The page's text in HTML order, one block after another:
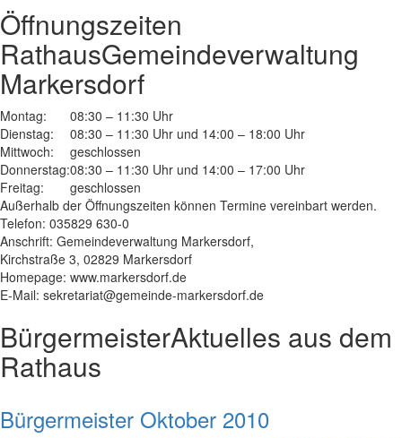
Öffnungszeiten
RathausGemeindeverwaltung
Markersdorf
Montag:
08:30 – 11:30 Uhr
Dienstag:
08:30 – 11:30 Uhr und 14:00 – 18:00 Uhr
Mittwoch:
geschlossen
Donnerstag:08:30 – 11:30 Uhr und 14:00 – 17:00 Uhr
Freitag:
geschlossen
Außerhalb der Öffnungszeiten können Termine vereinbart werden.
Telefon: 035829 630-0
Anschrift: Gemeindeverwaltung Markersdorf,
Kirchstraße 3, 02829 Markersdorf
Homepage: www.markersdorf.de
E-Mail: sekretariat@gemeinde-markersdorf.de
BürgermeisterAktuelles aus dem
Rathaus
Bürgermeister Oktober 2010